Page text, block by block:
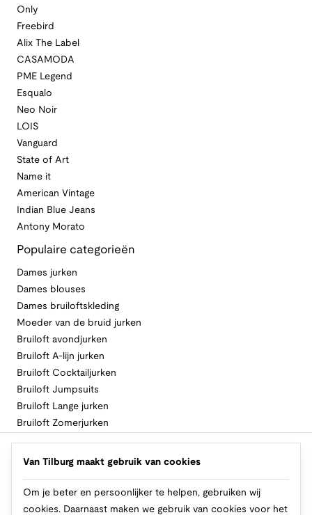
Only
Freebird
Alix The Label
CASAMODA
PME Legend
Esqualo
Neo Noir
LOIS
Vanguard
State of Art
Name it
American Vintage
Indian Blue Jeans
Antony Morato
Populaire categorieën
Dames jurken
Dames blouses
Dames bruiloftskleding
Moeder van de bruid jurken
Bruiloft avondjurken
Bruiloft A-lijn jurken
Bruiloft Cocktailjurken
Bruiloft Jumpsuits
Bruiloft Lange jurken
Bruiloft Zomerjurken
Volg Van Tilburg
Van Tilburg maakt gebruik van cookies
Om je beter en persoonlijker te helpen, gebruiken wij
cookies. Daarnaast maken we gebruik van cookies voor het